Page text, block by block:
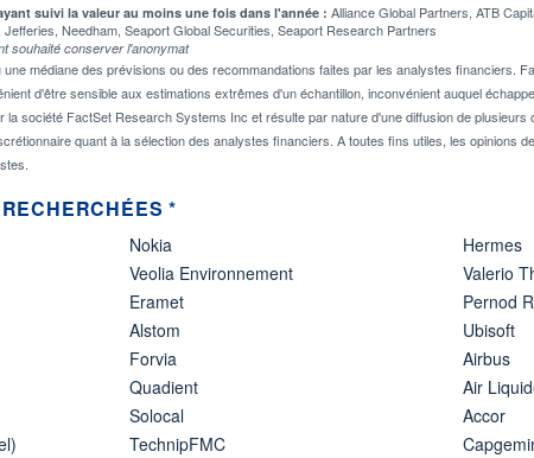
suivi la valeur au moins une fois dans l'année : Alliance Global Partners, ATB
Needham, Seaport Global Securities, Seaport Research Partners
souhaité conserver l'anonymat
médiane des prévisions ou des recommandations faites par les analystes financiers.
d'être sensible aux estimations extrêmes d'un échantillon, inconvénient auquel
société FactSet Research Systems Inc et résulte par nature d'une diffusion de
quant à la sélection des analystes financiers. A toutes fins utiles, les
*
Nokia
Veolia Environnement
Eramet
Alstom
Forvia
Quadient
Solocal
TechnipFMC
Hermes
Valerio
Pernod
Ubisoft
Airbus
Air
Accor